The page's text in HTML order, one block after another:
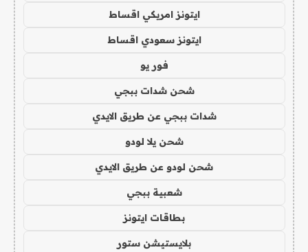
ايتونز امريكي اقساط
ايتونز سعودي اقساط
فور يو
شحن شدات ببجي
شدات ببجي عن طريق الايدي
شحن يلا لودو
شحن لودو عن طريق الايدي
شعبية ببجي
بطاقات ايتونز
بلايستيشن ستور